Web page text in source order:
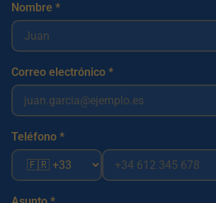
Nombre *
Correo electrónico *
Teléfono *